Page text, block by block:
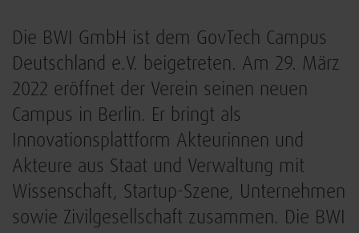
Die BWI GmbH ist dem GovTech Campus
Deutschland e.V. beigetreten. Am 29. März
2022 eröffnet der Verein seinen neuen
Campus in Berlin. Er bringt als
Innovationsplattform Akteurinnen und
Akteure aus Staat und Verwaltung mit
Wissenschaft, Startup-Szene, Unternehmen
sowie Zivilgesellschaft zusammen. Die BWI